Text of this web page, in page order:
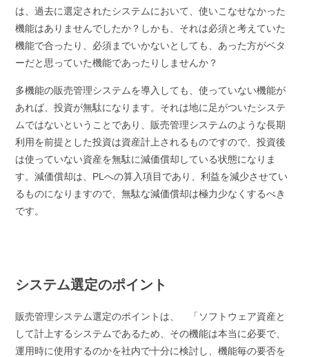
は、過去に選定されたシステムにおいて、使いこなせなかった
機能はありませんでしたか？しかも、それは必須と考えていた
機能で合ったり、必須までいかないとしても、あった方がベタ
ーだと思っていた機能であったりしませんか？
多機能の販売管理システムを導入しても、使っていない機能が
あれば、投資が無駄になります。それは地に足がついたシステ
ムではないということであり、販売管理システムのような長期
利用を前提とした投資は資産計上されるものですので、投資後
は使っていない資産を無駄に減価償却している状態になりま
す。減価償却は、PLへの算入項目であり、利益を減少させてい
るものになりますので、無駄な減価償却は極力少なくするべき
です。
システム選定のポイント
販売管理システム選定のポイントは、 「ソフトウェア資産と
して計上するシステムであるため、その機能は本当に必要で、
運用時に使用するのかを社内で十分に検討し、機能毎の要否を